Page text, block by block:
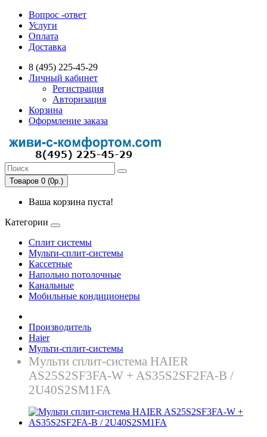
Вопрос -ответ
Услуги
Оплата
Доставка
8 (495) 225-45-29
Личный кабинет
Регистрация
Авторизация
Корзина
Оформление заказа
Товаров 0 (0р.)
Ваша корзина пуста!
Категории
Сплит системы
Мульти-сплит-системы
Кассетные
Напольно потолочные
Канальные
Мобильные кондиционеры
Производитель
Haier
Мульти-сплит-системы
Mульти сплит-система HAIER
AS25S2SF3FA-W + AS35S2SF2FA-B /
2U40S2SM1FA